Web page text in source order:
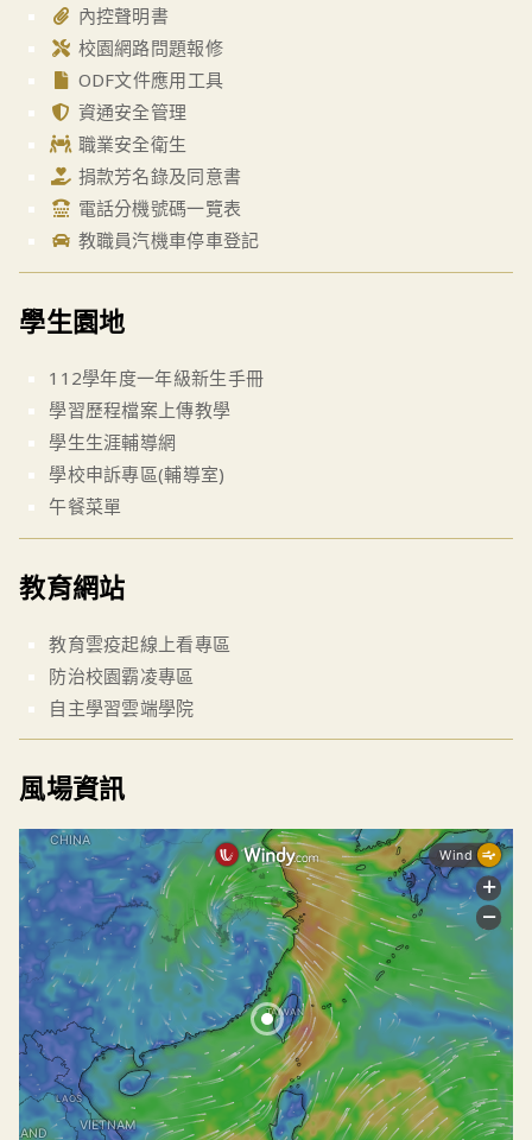
內控聲明書
校園網路問題報修
ODF文件應用工具
資通安全管理
職業安全衛生
捐款芳名錄及同意書
電話分機號碼一覽表
教職員汽機車停車登記
學生園地
112學年度一年級新生手冊
學習歷程檔案上傳教學
學生生涯輔導網
學校申訴專區(輔導室)
午餐菜單
教育網站
教育雲疫起線上看專區
防治校園霸凌專區
自主學習雲端學院
風場資訊